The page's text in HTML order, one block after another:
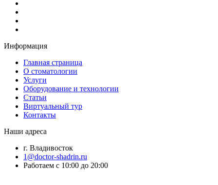
Информация
Главная страница
О стоматологии
Услуги
Оборудование и технологии
Статьи
Виртуальный тур
Контакты
Наши адреса
г. Владивосток
1@doctor-shadrin.ru
Работаем с 10:00 до 20:00